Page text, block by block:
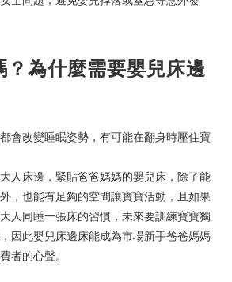
？為什麼需要嬰兒床邊
會改變睡眠姿勢，有可能在翻身時壓住寶
人床邊，緊貼爸爸媽媽的嬰兒床，除了能
，也能有足夠的空間讓寶寶活動，且如果
人同睡一張床的習慣，未來要訓練寶寶獨
因此嬰兒床邊床能成為市場新手爸爸媽媽
者的心聲。